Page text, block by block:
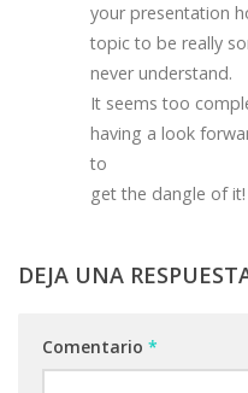
your presentation
topic to be really
never understand.
It seems too
having a look
to
get the dangle of it!
DEJA UNA
Comentario *